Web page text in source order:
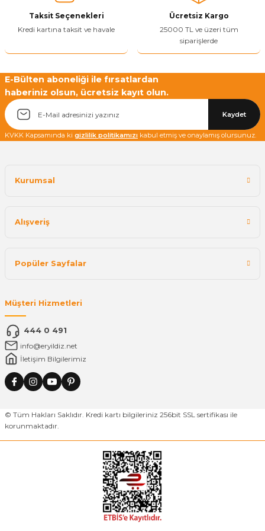
Bu ürüne benzer farklı alternatifler olmalı.
Yetkiliye Gönder
Taksit Seçenekleri
Kredi kartına taksit ve havale
Ücretsiz Kargo
25000 TL ve üzeri tüm
siparişlerde
E-Bülten aboneliği ile fırsatlardan
haberiniz olsun, ücretsiz kayıt olun.
Kaydet
KVKK Kapsamında ki gizlilik politikamızı kabul etmiş ve onaylamış olursunuz.
Kurumsal
Alışveriş
Popüler Sayfalar
Müşteri Hizmetleri
444 0 491
info@eryildiz.net
İletişim Bilgilerimiz
© Tüm Hakları Saklıdır. Kredi kartı bilgileriniz 256bit SSL sertifikası ile
korunmaktadır.